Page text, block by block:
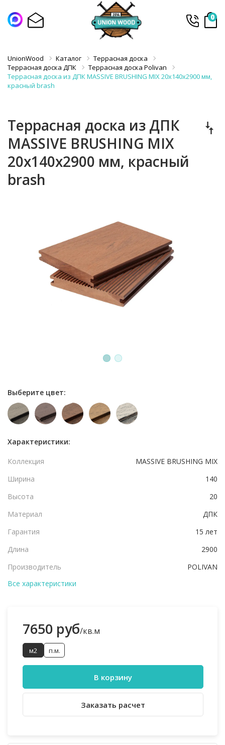
0
UnionWood Каталог
Террасная доска
Террасная доска ДПК
Террасная доска Polivan
Террасная доска из ДПК MASSIVE BRUSHING MIX 20х140х2900 мм,
красный brash
Террасная доска из ДПК
MASSIVE BRUSHING MIX
20х140х2900 мм, красный
brash
1 2
Выберите цвет:
Характеристики:
Коллекция
MASSIVE BRUSHING MIX
Ширина
140
Высота
20
Материал
ДПК
Гарантия
15 лет
Длина
2900
Производитель
POLIVAN
Все характеристики
7650 руб/кв.м
м2 п.м.
В корзину
Заказать расчет